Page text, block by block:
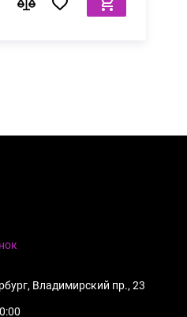
Владимирский пр., 23